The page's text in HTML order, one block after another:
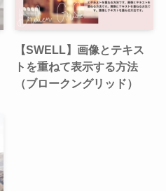
【SWELL】画像とテキス
トを重ねて表示する方法
（ブロークングリッド）